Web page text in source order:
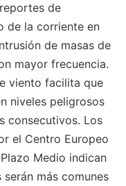
de
de la corriente en
de masas de
mayor frecuencia.
viento facilita que
niveles peligrosos
consecutivos. Los
el Centro Europeo
Medio indican
más comunes